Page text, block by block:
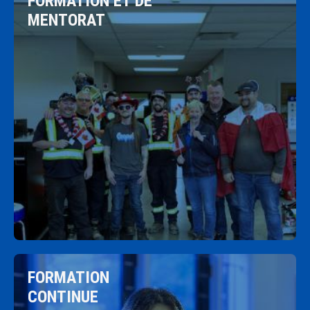
MENTORAT
FORMATION
CONTINUE
En savoir plus